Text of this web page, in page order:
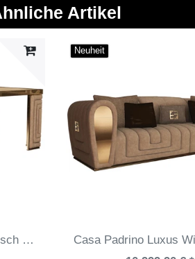
Artikel
Casa Padrino Luxus Esstisch Gold / Taupe / Weiß 200 x 110 x H. 78 cm - Moderner Esszimmertisch mit Estremoz Marmorplatte - Hotel Möbel - Luxus Qualität - Made in Italy
Neuheit